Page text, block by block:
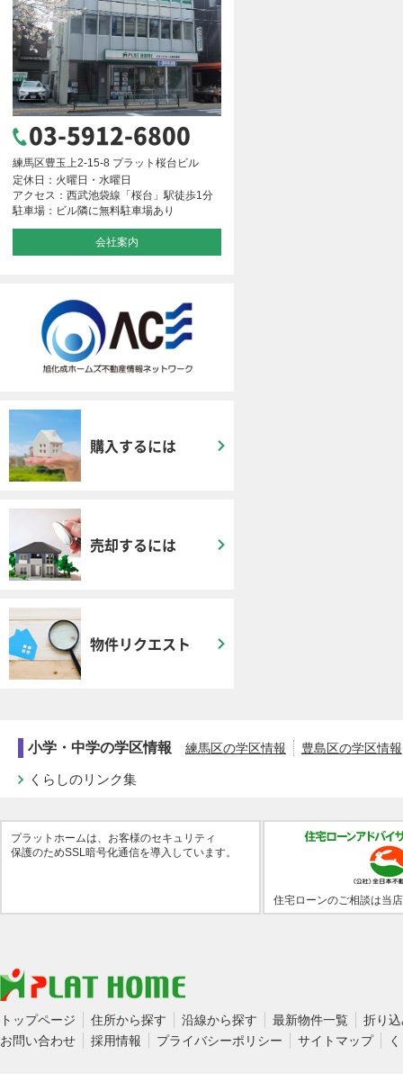
03-5912-6800
練馬区豊玉上2-15-8 プラット桜台ビル
定休日：火曜日・水曜日
アクセス：西武池袋線「桜台」駅徒歩1分
駐車場：ビル隣に無料駐車場あり
会社案内
購入するには
売却するには
物件リクエスト
小学・中学の学区情報 練馬区の学区情報 豊島区の学区情報
くらしのリンク集
プラットホームは、お客様のセキュリティ
保護のためSSL暗号化通信を導入しています。
住宅ローンのご相談は当
トップページ 住所から探す 沿線から探す 最新物件一覧
折り
お問い合わせ
採用情報 プライバシーポリシー サイトマップ